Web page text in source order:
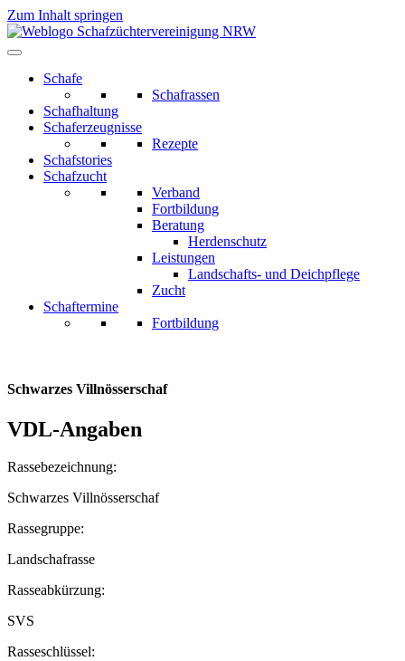
Zum Inhalt springen
Schafe
Schafrassen
Schafhaltung
Schaferzeugnisse
Rezepte
Schafstories
Schafzucht
Verband
Fortbildung
Beratung
Herdenschutz
Leistungen
Landschafts- und Deichpflege
Zucht
Schaftermine
Fortbildung
Schwarzes Villnösserschaf
VDL-Angaben
Rassebezeichnung:
Schwarzes Villnösserschaf
Rassegruppe:
Landschafrasse
Rasseabkürzung:
SVS
Rasseschlüssel: